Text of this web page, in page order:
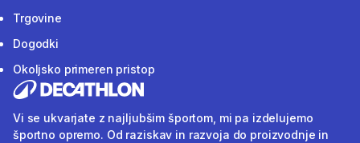
Trgovine
Dogodki
Okoljsko primeren pristop
Vi se ukvarjate z najljubšim športom, mi pa izdelujemo
športno opremo. Od raziskav in razvoja do proizvodnje in